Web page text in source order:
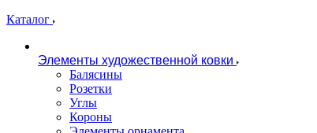
Каталог
Элементы художественной ковки
Балясины
Розетки
Углы
Короны